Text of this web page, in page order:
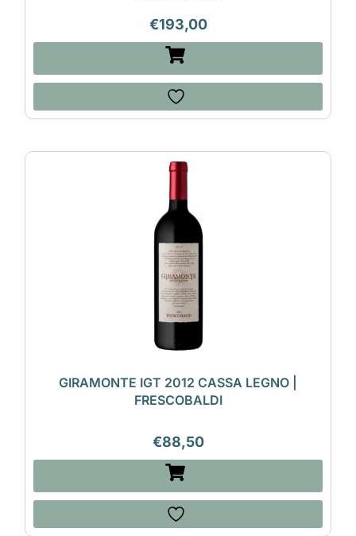
€193,00
GIRAMONTE IGT 2012 CASSA LEGNO |
FRESCOBALDI
€88,50